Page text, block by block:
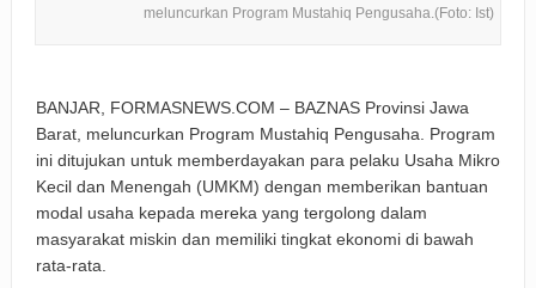
Perizinan Usaha Ikut Diperiksa
BRI Gandeng Taspen Tingkatkan Perlindungan dan Literasi
Keuangan Pensiunan di Cirebon
Padaringan Leuweung Awi Cisurupan Resmi Diaktivasi, Wali
Kota Dorong Wisata Berbasis Alam dan Pemberdayaan
meluncurkan Program Mustahiq Pengusaha.(Foto: Ist)
BANJAR, FORMASNEWS.COM – BAZNAS Provinsi Jawa
Barat, meluncurkan Program Mustahiq Pengusaha. Program
ini ditujukan untuk memberdayakan para pelaku Usaha Mikro
Kecil dan Menengah (UMKM) dengan memberikan bantuan
modal usaha kepada mereka yang tergolong dalam
masyarakat miskin dan memiliki tingkat ekonomi di bawah
rata-rata.